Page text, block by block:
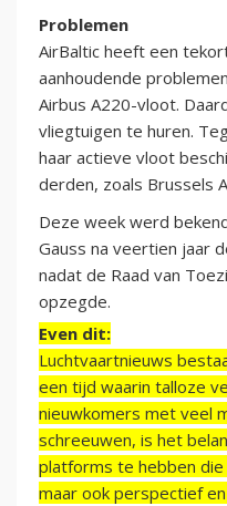
Problemen
AirBaltic heeft een
aanhoudende
Airbus A220-vloot.
vliegtuigen te huren.
haar actieve vloot
derden, zoals Brussels
Deze week werd
Gauss na veertien jaar
nadat de Raad van
opzegde.
Even dit:
Luchtvaartnieuws
een tijd waarin talloze
nieuwkomers met veel
schreeuwen, is het
platforms te hebben
maar ook perspectief